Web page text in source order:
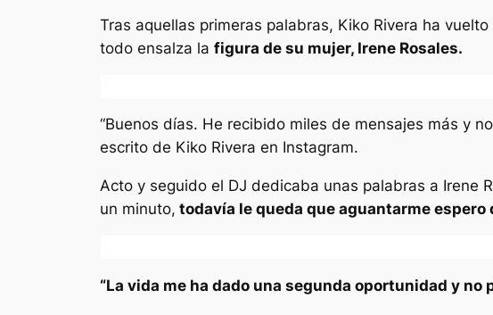
Tras aquellas primeras palabras, Kiko Rivera ha
todo ensalza la figura de su mujer, Irene Rosales.
“Buenos días. He recibido miles de mensajes más y
escrito de Kiko Rivera en Instagram.
Acto y seguido el DJ dedicaba unas palabras a Irene
un minuto, todavía le queda que aguantarme espero
“La vida me ha dado una segunda oportunidad y no